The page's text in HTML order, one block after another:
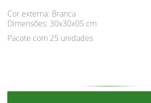
Cor externa: Branca
Dimensões: 30x30x05 cm
Pacote com 25 unidades